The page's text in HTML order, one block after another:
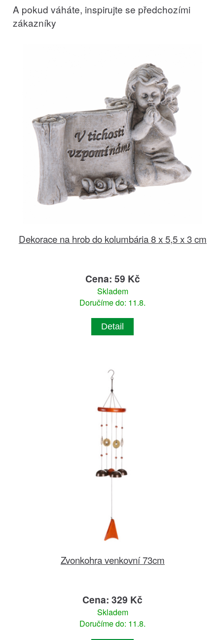
A pokud váháte, inspirujte se předchozími
zákazníky
Dekorace na hrob do kolumbária 8 x 5,5 x 3 cm
Cena: 59 Kč
Skladem
Doručíme do: 11.8.
Detail
Zvonkohra venkovní 73cm
Cena: 329 Kč
Skladem
Doručíme do: 11.8.